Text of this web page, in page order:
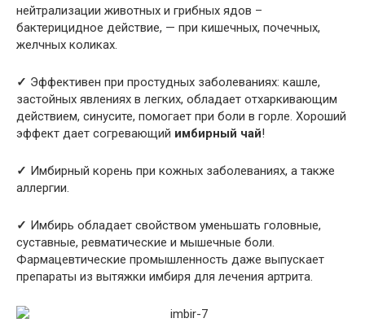
нейтрализации животных и грибных ядов –
бактерицидное действие, — при кишечных, почечных,
желчных коликах.
✓ Эффективен при простудных заболеваниях: кашле,
застойных явлениях в легких, обладает отхаркивающим
действием, синусите, помогает при боли в горле. Хороший
эффект дает согревающий имбирный чай!
✓ Имбирный корень при кожных заболеваниях, а также
аллергии.
✓ Имбирь обладает свойством уменьшать головные,
суставные, ревматические и мышечные боли.
Фармацевтические промышленность даже выпускает
препараты из вытяжки имбиря для лечения артрита.